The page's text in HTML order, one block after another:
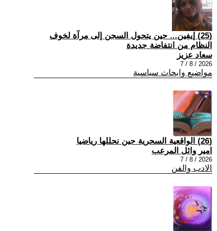
(25) إيفين... حين يتحول السجن إلى مرآة لخوف
النظام من انتفاضة جديدة
سعاد عزيز
2026 / 8 / 7
مواضيع وابحاث سياسية
(26) الواقعية السحرية حين نحللها رياضيا
امير وائل المرعب
2026 / 8 / 7
الادب والفن